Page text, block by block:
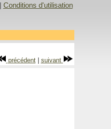
Conditions d'utilisation
précédent| suivant